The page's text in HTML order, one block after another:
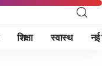
शिक्षा स्वास्थ नई